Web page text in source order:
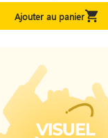
Ajouter au panier